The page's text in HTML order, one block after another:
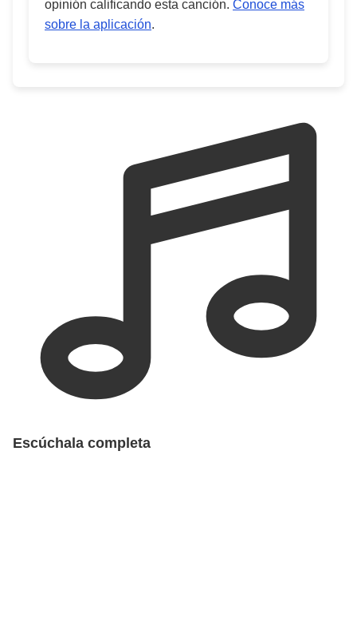
opinión calificando esta canción. Conoce más
sobre la aplicación.
Escúchala completa